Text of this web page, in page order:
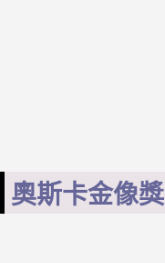
奧斯卡金像